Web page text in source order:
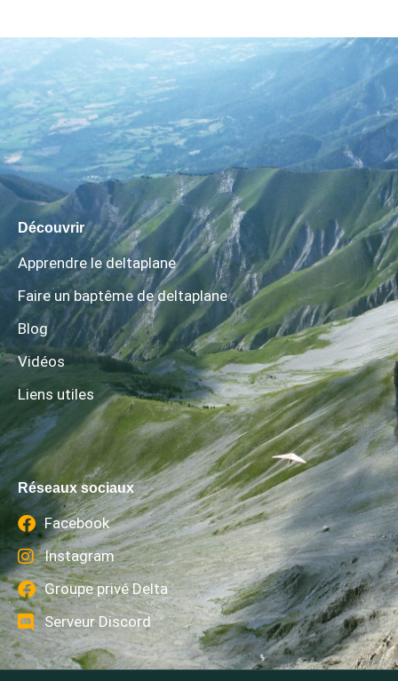
Découvrir
Apprendre le deltaplane
Faire un baptême de deltaplane
Blog
Vidéos
Liens utiles
Réseaux sociaux
Facebook
Instagram
Groupe privé Delta
Serveur Discord